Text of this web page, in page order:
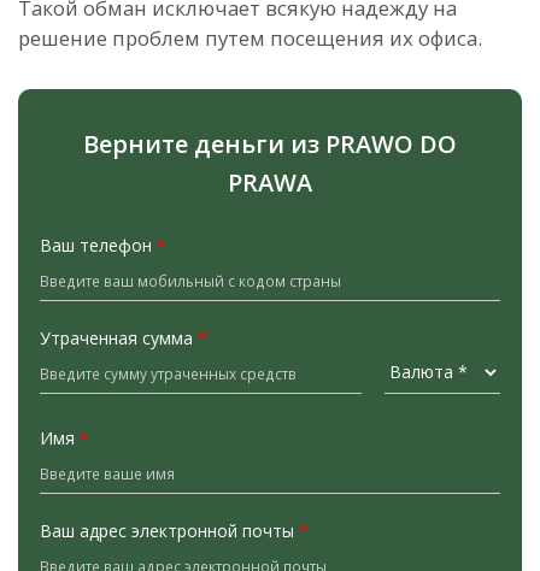
Такой обман исключает всякую надежду на
решение проблем путем посещения их офиса.
Верните деньги из PRAWO DO
PRAWA
Ваш телефон *
Утраченная сумма *
Имя *
Ваш адрес электронной почты *